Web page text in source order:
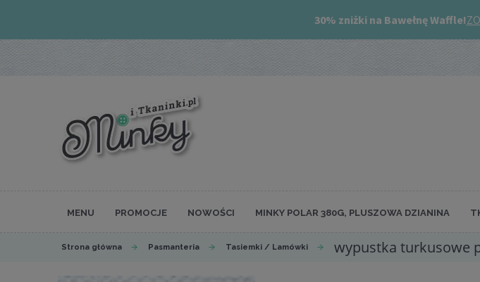
MENU PROMOCJE NOWOŚCI MINKY POLAR 380G, PLUSZOWA DZIANINA
Strona główna Pasmanteria Tasiemki / Lamówki wypustka turkusowe